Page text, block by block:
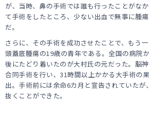
が、当時、鼻の手術では誰も行ったことがな
て手術をしたところ、少ない出血で無事に腫
だ。
さらに、その手術を成功させたことで、もう一
頭蓋底腫瘍の19歳の青年である。全国の病院
後にたどり着いたのが大村氏の元だった。脳
合同手術を行い、31時間以上かかる大手術の
出。手術前には余命6カ月と宣告されていたが
抜くことができた。